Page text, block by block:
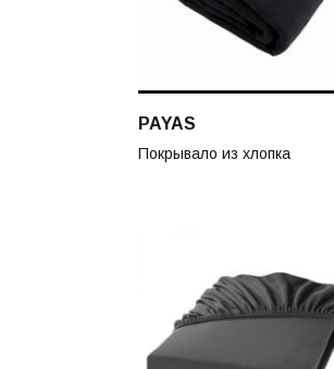
PAYAS
Покрывало из хлопка